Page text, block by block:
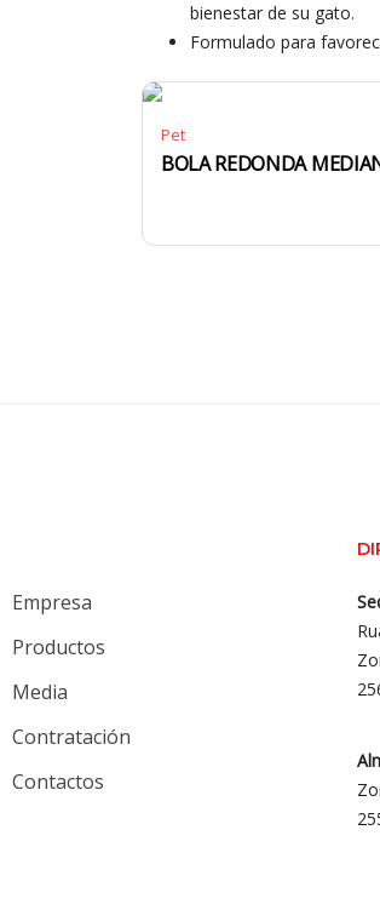
bienestar de su gato.
Formulado para
Pet
BOLA REDONDA
Empresa
Productos
Media
Contratación
Contactos